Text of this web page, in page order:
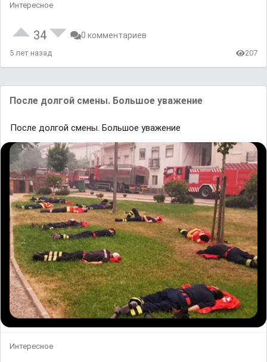
Интересное
34 0 комментариев
5 лет назад 207
После долгой смены. Большое уважение
После долгой смены. Большое уважение
Интересное